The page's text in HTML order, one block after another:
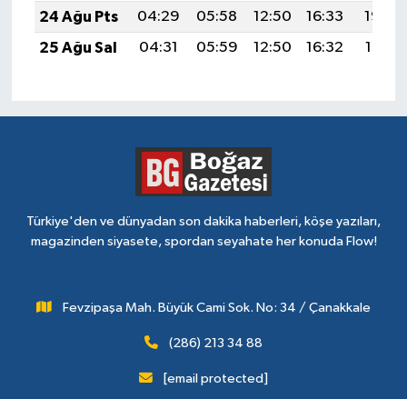
24 Ağu Pts
04:29 05:58 12:50 16:33
19:33
25 Ağu Sal
04:31 05:59 12:50 16:32 19:31
Türkiye'den ve dünyadan son dakika haberleri, köşe yazıları,
magazinden siyasete, spordan seyahate her konuda Flow!
Fevzipaşa Mah. Büyük Cami Sok. No: 34 / Çanakkale
(286) 213 34 88
[email protected]